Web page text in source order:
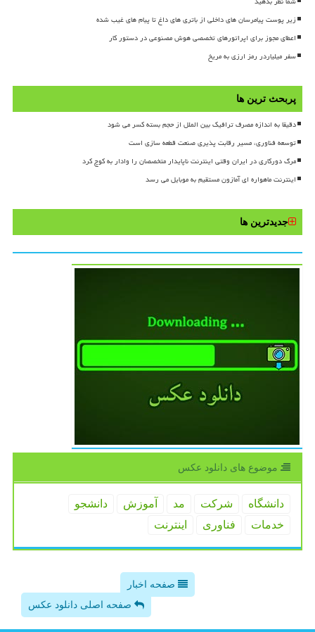
زیر پوست پیامرسان های داخلی از باتری های داغ تا پیام های غیب شده
اعطای مجوز برای اپراتورهای تخصصی هوش مصنوعی در دستور کار
سفر میلیاردر رمز ارزی به مریخ
پربحث ترین ها
دقیقا به اندازه مصرف ترافیک بین الملل از حجم بسته کسر می شود
توسعه فناوری، مسیر رقابت پذیری صنعت قطعه سازی است
مرگ دورکاری در ایران وقتی اینترنت ناپایدار متخصصان را وادار به کوچ کرد
اینترنت ماهواره ای آمازون مستقیم به موبایل می رسد
جدیدترین ها
موضوع های دانلود عكس
دانشگاه شركت مد آموزش
دانشجو
خدمات
فناوری اینترنت
صفحه اخبار
صفحه اصلی دانلود عکس